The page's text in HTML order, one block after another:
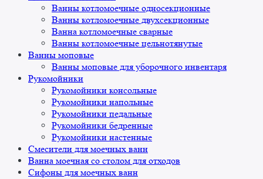
Ванны котломоечные односекционные
Ванны котломоечные двухсекционные
Ванна котломоечные сварные
Ванны котломоечные цельнотянутые
Ванны моповые
Ванны моповые для уборочного инвентаря
Рукомойники
Рукомойники консольные
Рукомойники напольные
Рукомойники педальные
Рукомойники бедренные
Рукомойники настенные
Смесители для моечных ванн
Ванна моечная со столом для отходов
Сифоны для моечных ванн